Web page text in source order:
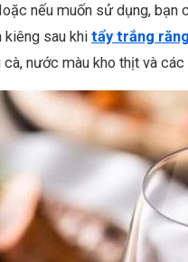
nếu muốn sử dụng,
kiêng sau khi tẩy trắng răng
nước màu kho thịt và